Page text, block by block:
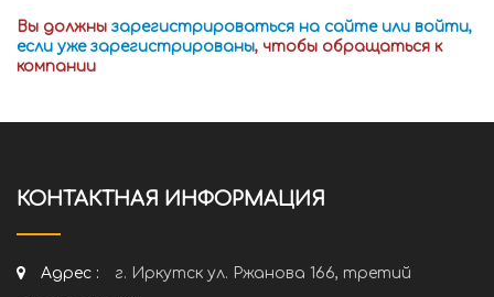
Вы должны зарегистрироваться на сайте или войти,
если уже зарегистрированы, чтобы обращаться к
компании
КОНТАКТНАЯ ИНФОРМАЦИЯ
Адрес :
г. Иркутск ул. Ржанова 166, третий